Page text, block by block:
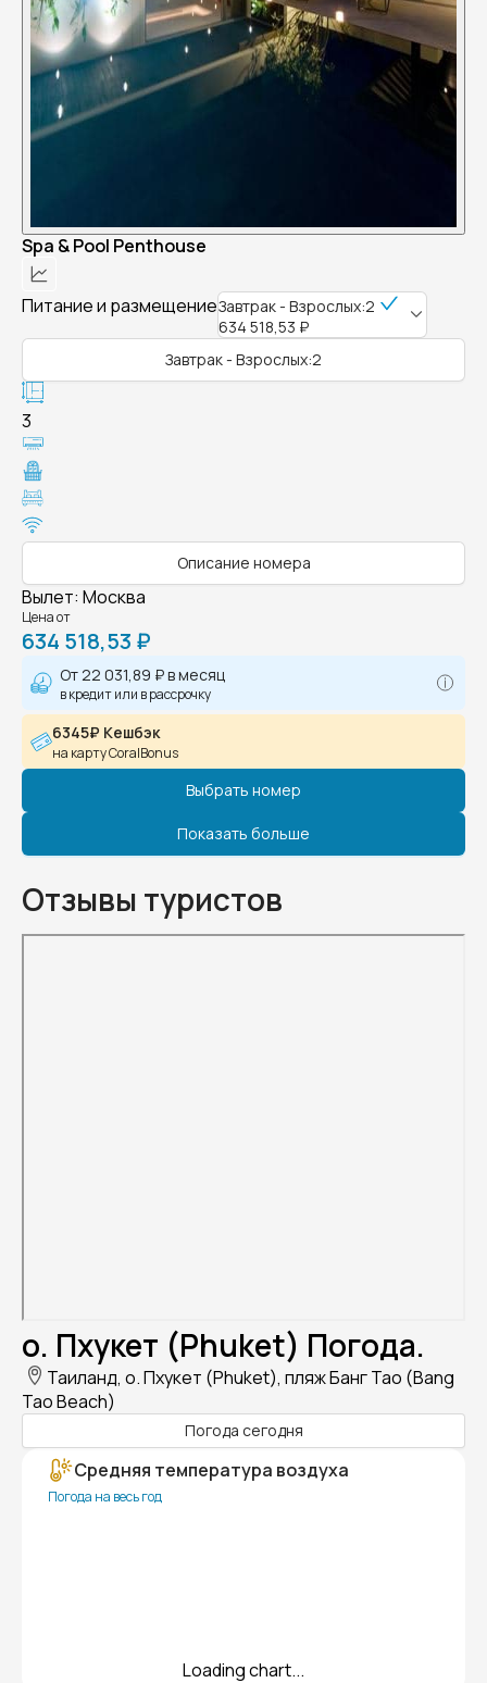
Spa & Pool Penthouse
Питание и размещениеЗавтрак - Взрослых:2
634 518,53 ₽
Завтрак - Взрослых:2
3
Описание номера
Вылет: Москва
Цена от
634 518,53 ₽
От 22 031,89 ₽в месяц
в кредит или в рассрочку
6345₽ Кешбэк
на карту CoralBonus
Выбрать номер
Показать больше
Отзывы туристов
о. Пхукет (Phuket) Погода.
Таиланд, о. Пхукет (Phuket), пляж Банг Тао (Bang
Tao Beach)
Погода сегодня
Средняя температура воздуха
Погода на весь год
Loading chart...